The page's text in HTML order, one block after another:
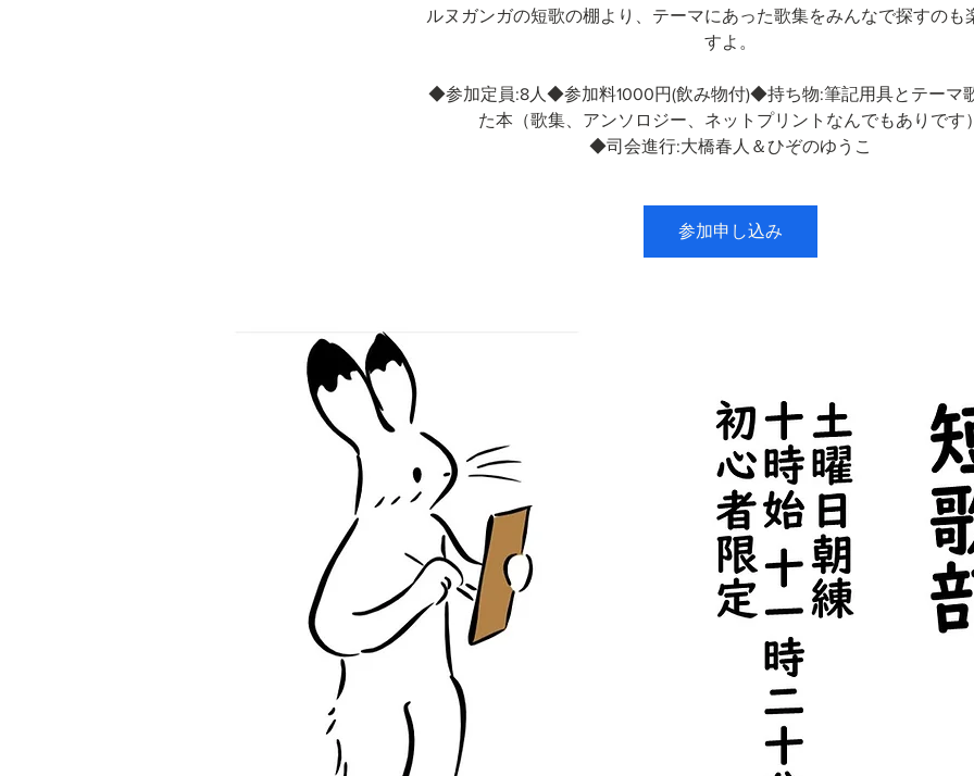
ルヌガンガの短歌の棚より、テーマにあった歌集をみんなで探すのも
すよ。
◆参加定員:8人◆参加料1000円(飲み物付)◆持ち物:筆記用具とテーマ
た本（歌集、アンソロジー、ネットプリントなんでもありです
◆司会進行:大橋春人＆ひぞのゆうこ
参加申し込み